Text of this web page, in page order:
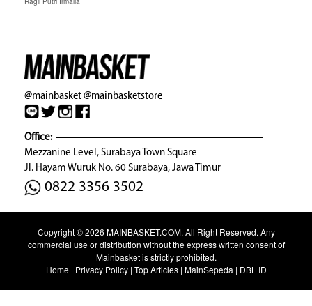
@mainbasket@mainbasketstore
Office:
Mezzanine Level, Surabaya Town Square
Jl. Hayam Wuruk No. 60 Surabaya, Jawa Timur
0822 3356 3502
Copyright © 2026 MAINBASKET.COM. All Right Reserved. Any
commercial use or distribution without the express written consent of
Mainbasket is strictly prohibited.
Home| Privacy Policy| Top Articles| MainSepeda | DBL ID